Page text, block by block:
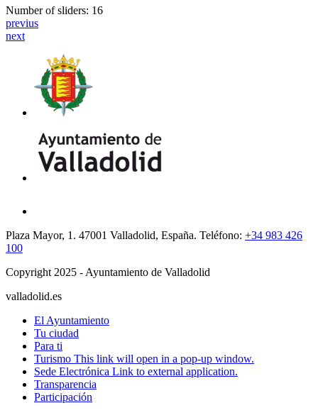
Number of sliders: 16
previus
next
Plaza Mayor, 1. 47001 Valladolid, España. Teléfono: +34 983 426
100
Copyright 2025 - Ayuntamiento de Valladolid
valladolid.es
El Ayuntamiento
Tu ciudad
Para ti
Turismo This link will open in a pop-up window.
Sede Electrónica Link to external application.
Transparencia
Participación